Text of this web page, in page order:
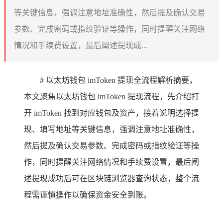
等关键信息，强调注意地址准确性，然后提及确认交易
参数、完成密码或指纹验证等操作，同时提醒关注网络
情况和手续费设置，最后阐述提现成...
# 以太坊钱包 imToken 提现全流程解析摘要，
本文聚焦以太坊钱包 imToken 提现流程，先介绍打
开 imToken 找到对应钱包及资产，接着说明选择提
现、填写地址等关键信息，强调注意地址准确性，
然后提及确认交易参数、完成密码或指纹验证等操
作，同时提醒关注网络情况和手续费设置，最后阐
述提现成功后可在区块链浏览器查询状态，整个流
程需谨慎操作以确保资金安全到账。